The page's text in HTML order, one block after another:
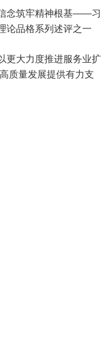
念筑牢精神根基——习
论品格系列述评之一
更大力度推进服务业扩
质量发展提供有力支